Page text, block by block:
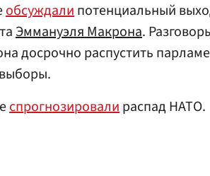
обсуждалипотенциальный
Эммануэля Макрона.
досрочно распустить
спрогнозировалираспад НАТО.